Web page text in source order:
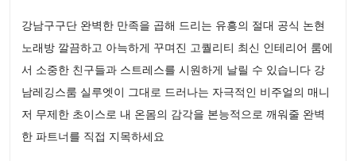
강남구구단 완벽한 만족을 곱해 드리는 유흥의 절대 공식 논현
노래방 깔끔하고 아늑하게 꾸며진 고퀄리티 최신 인테리어 룸에
서 소중한 친구들과 스트레스를 시원하게 날릴 수 있습니다 강
남레깅스룸 실루엣이 그대로 드러나는 자극적인 비주얼의 매니
저 무제한 초이스로 내 온몸의 감각을 본능적으로 깨워줄 완벽
한 파트너를 직접 지목하세요